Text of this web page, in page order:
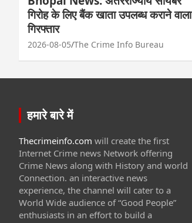
गिरोह के लिए बैंक खाता उपलब्ध कराने वाला
गिरफ्तार
2026-08-05 The Crime Info Bureau
हमारे बारे में
Thecrimeinfo.com will create the first
Internet Crime news Network offering
Crime News along with History and world
Connection. an interactive news
experience, the channel will cater to a
World Wide audience of “Good People”
enthusiasts in an effort to build a